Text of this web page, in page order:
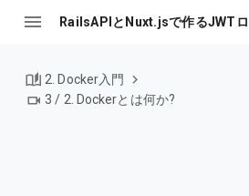
RailsAPIとNuxt.jsで作るJWTログイン認証
2. Docker入門
3 / 2. Dockerとは何か?